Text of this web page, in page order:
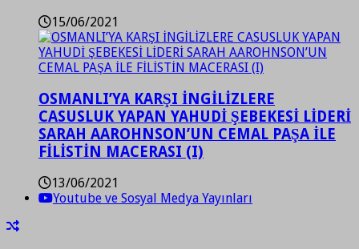
15/06/2021
OSMANLI’YA KARŞI İNGİLİZLERE
CASUSLUK YAPAN YAHUDİ ŞEBEKESİ LİDERİ
SARAH AAROHNSON’UN CEMAL PAŞA İLE
FİLİSTİN MACERASI (I)
13/06/2021
Youtube ve Sosyal Medya Yayınları